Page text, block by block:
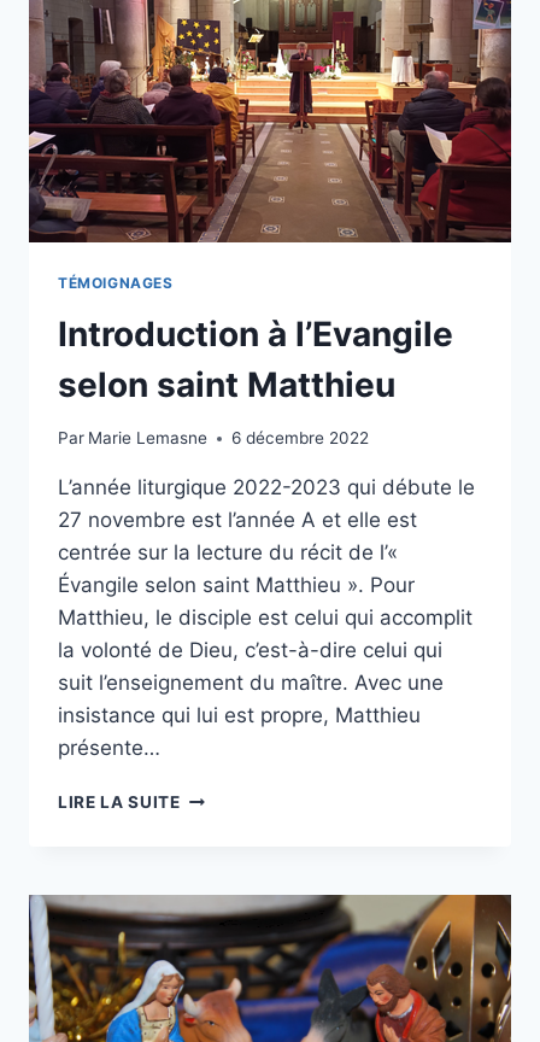
TÉMOIGNAGES
Introduction à l’Evangile
selon saint Matthieu
Par Marie Lemasne 6 décembre 2022
L’année liturgique 2022-2023 qui débute le
27 novembre est l’année A et elle est
centrée sur la lecture du récit de l’«
Évangile selon saint Matthieu ». Pour
Matthieu, le disciple est celui qui accomplit
la volonté de Dieu, c’est-à-dire celui qui
suit l’enseignement du maître. Avec une
insistance qui lui est propre, Matthieu
présente…
LIRE LA SUITEINTRODUCTION
SAINT
MATTHIEU